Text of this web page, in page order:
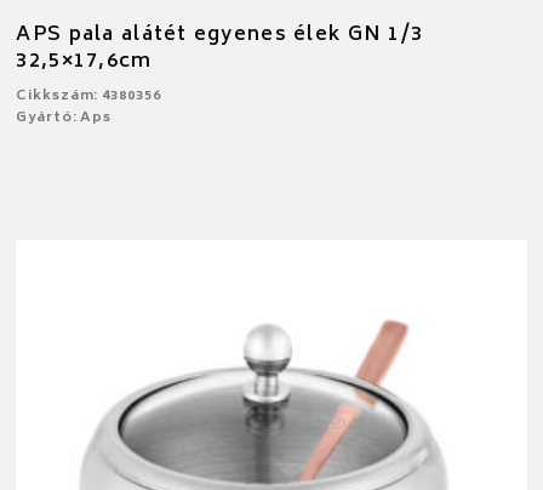
APS pala alátét egyenes élek GN 1/3
32,5×17,6cm
Cikkszám: 4380356
Gyártó: Aps